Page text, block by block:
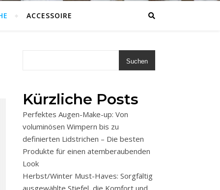
ACCESSOIRE
Suchen
Kürzliche Posts
Perfektes Augen-Make-up: Von
voluminösen Wimpern bis zu
definierten Lidstrichen – Die besten
Produkte für einen atemberaubenden
Look
Herbst/Winter Must-Haves: Sorgfältig
ausgewählte Stiefel, die Komfort und